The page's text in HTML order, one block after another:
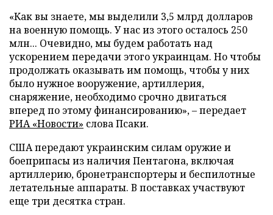
«Как вы знаете, мы выделили 3,5 млрд долларов
на военную помощь. У нас из этого осталось 250
млн... Очевидно, мы будем работать над
ускорением передачи этого украинцам. Но чтобы
продолжать оказывать им помощь, чтобы у них
было нужное вооружение, артиллерия,
снаряжение, необходимо срочно двигаться
вперед по этому финансированию», – передает
РИА «Новости» слова Псаки.
США передают украинским силам оружие и
боеприпасы из наличия Пентагона, включая
артиллерию, бронетранспортеры и беспилотные
летательные аппараты. В поставках участвуют
еще три десятка стран.